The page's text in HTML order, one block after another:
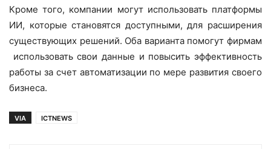
Кроме того, компании могут использовать платформы
ИИ, которые становятся доступными, для расширения
существующих решений. Оба варианта помогут фирмам
использовать свои данные и повысить эффективность
работы за счет автоматизации по мере развития своего
бизнеса.
VIA ICTNEWS